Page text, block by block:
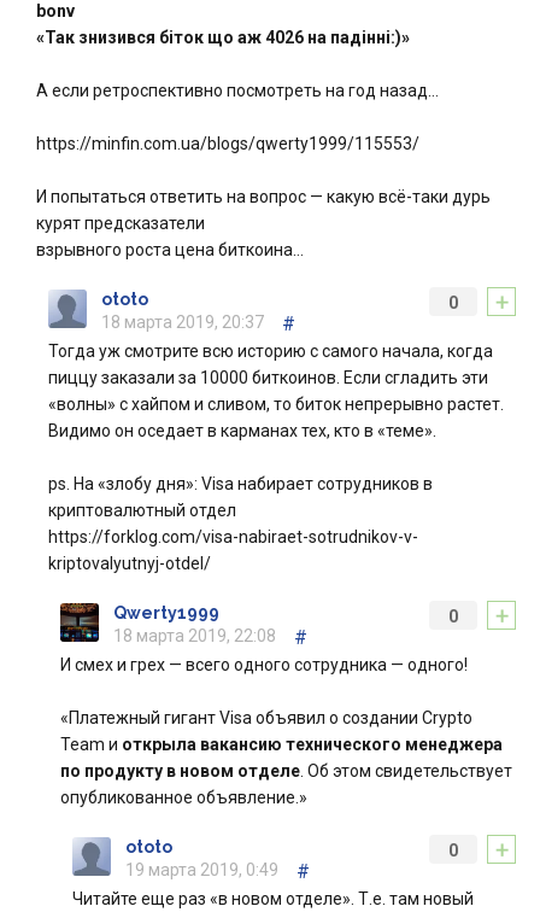
bonv
«Так знизився біток що аж 4026 на падінні:)»
А если ретроспективно посмотреть на год назад…
https://minfin.com.ua/blogs/qwerty1999/115553/
И попытаться ответить на вопрос — какую всё-таки дурь
курят предсказатели
взрывного роста цена биткоина…
+
0
ototo
18 марта 2019, 20:37
#
Тогда уж смотрите всю историю с самого начала, когда
пиццу заказали за 10000 биткоинов. Если сгладить эти
«волны» с хайпом и сливом, то биток непрерывно растет.
Видимо он оседает в карманах тех, кто в «теме».
ps. На «злобу дня»: Visa набирает сотрудников в
криптовалютный отдел
https://forklog.com/visa-nabiraet-sotrudnikov-v-
kriptovalyutnyj-otdel/
+
0
Qwerty1999
18 марта 2019, 22:08
#
И смех и грех — всего одного сотрудника — одного!
«Платежный гигант Visa объявил о создании Crypto
Team и открыла вакансию технического менеджера
по продукту в новом отделе. Об этом свидетельствует
опубликованное объявление.»
+
0
ototo
19 марта 2019, 0:49
#
Читайте еще раз «в новом отделе». Т.е. там новый